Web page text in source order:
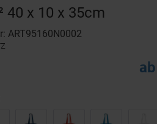
40 x 10 x 35cm
ART95160N0002
ab